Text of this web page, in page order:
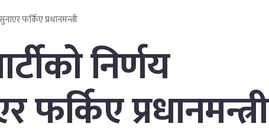
फर्किए प्रधानमन्त्री
निर्णय
फर्किए प्रधानमन्त्री